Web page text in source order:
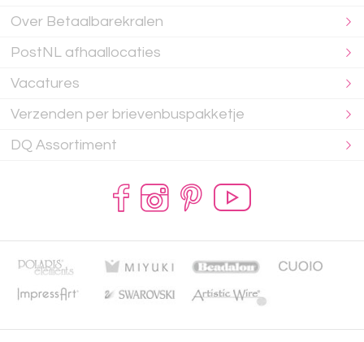
Over Betaalbarekralen
PostNL afhaallocaties
Vacatures
Verzenden per brievenbuspakketje
DQ Assortiment